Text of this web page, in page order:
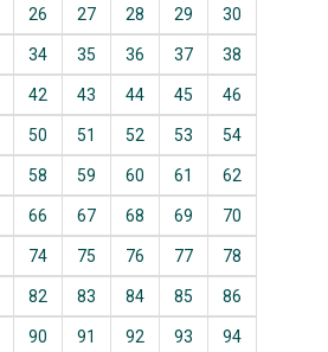
26 27 28 29 30
34 35 36 37 38
42 43 44 45 46
50 51 52 53 54
58 59 60 61 62
66 67 68 69 70
74 75 76 77 78
82 83 84 85 86
90 91 92 93 94